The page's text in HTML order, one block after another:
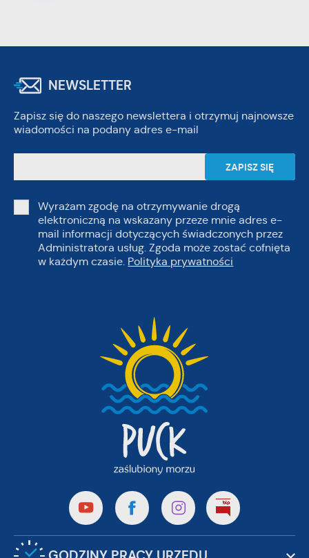
NEWSLETTER
Zapisz się do naszego newslettera i otrzymuj najnowsze
wiadomości na podany adres e-mail
Wyrażam zgodę na otrzymywanie drogą
elektroniczną na wskazany przeze mnie adres e-
mail informacji dotyczących świadczonych przez
Administratora usług. Zgoda może zostać cofnięta
w każdym czasie. Polityka prywatności